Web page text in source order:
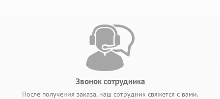
Звонок сотрудника
После получения заказа, наш сотрудник свяжется с вами.